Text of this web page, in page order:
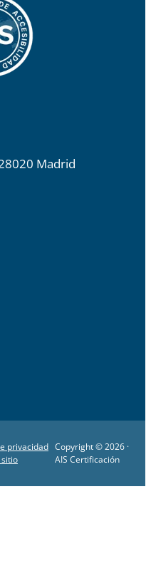
Madrid
privacidad Copyright © 2026 ·
AIS Certificación